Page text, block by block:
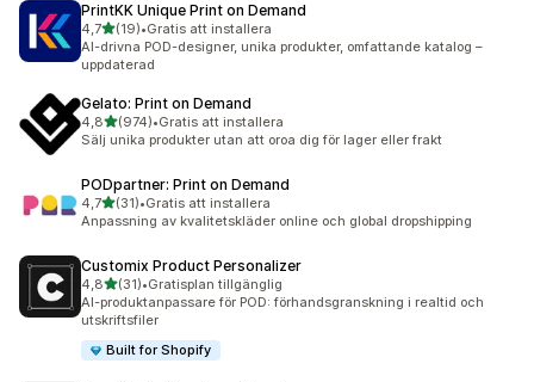
PrintKK Unique Print on Demand
4,7av 5 stjärnor
(19)
19 recensioner totalt
•Gratis att installera
AI-drivna POD-designer, unika produkter, omfattande katalog –
uppdaterad
Gelato: Print on Demand
4,8av 5 stjärnor
(974)
974 recensioner totalt
•Gratis att installera
Sälj unika produkter utan att oroa dig för lager eller frakt
PODpartner: Print on Demand
4,7av 5 stjärnor
(31)
31 recensioner totalt
•Gratis att installera
Anpassning av kvalitetskläder online och global dropshipping
Customix Product Personalizer
4,8av 5 stjärnor
(31)
31 recensioner totalt
•Gratisplan tillgänglig
AI-produktanpassare för POD: förhandsgranskning i realtid och
utskriftsfiler
Built for Shopify